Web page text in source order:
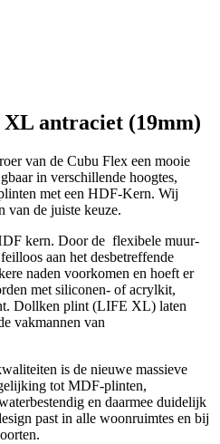
antraciet (19mm)
van de Cubu Flex een mooie
in verschillende hoogtes,
met een HDF-Kern. Wij
van de juiste keuze.
kern. Door de flexibele muur-
aan het desbetreffende
naden voorkomen en hoeft er
met siliconen- of acrylkit,
Dollken plint (LIFE XL) laten
vakmannen van
is de nieuwe massieve
tot MDF-plinten,
en daarmee duidelijk
past in alle woonruimtes en bij